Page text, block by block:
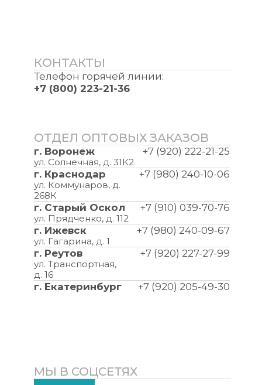
КОНТАКТЫ
Телефон горячей линии:
+7 (800) 223-21-36
МЫ В СОЦСЕТЯХ
ОТДЕЛ ОПТОВЫХ ЗАКАЗОВ
г. Воронеж
ул. Солнечная, д. 31К2
+7 (920) 222-21-25
г. Краснодар
ул. Коммунаров, д.
268К
+7 (980) 240-10-06
г. Старый Оскол
ул. Прядченко, д. 112
+7 (910) 039-70-76
г. Ижевск
ул. Гагарина, д. 1
+7 (980) 240-09-67
г. Реутов
ул. Транспортная,
д. 16
+7 (920) 227-27-99
г. Екатеринбург +7 (920) 205-49-30